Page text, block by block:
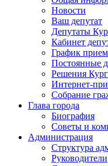
Новости
Ваш депутат
Депутаты
Кабинет
График
Постоянные
Решения
Интернет-
Собрание
Глава города
Биография
Советы и
Администрация
Структура
Руководители